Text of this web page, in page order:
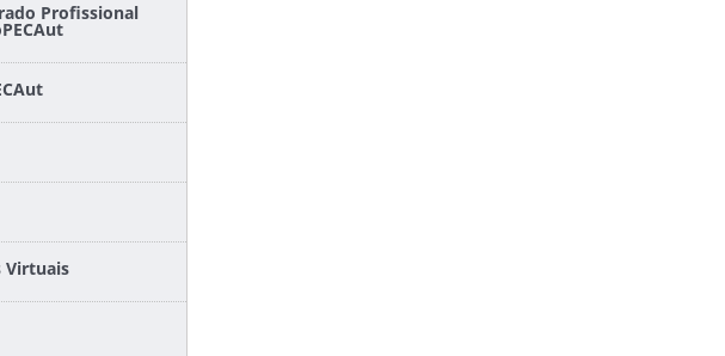
Profissional
Virtuais